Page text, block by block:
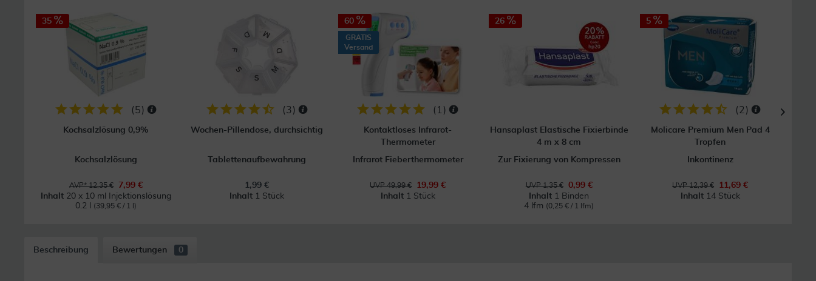
35
(5)
Kochsalzlösung 0,9%
Kochsalzlösung
AVP* 12,35 €
7,99 €
Inhalt 20 x 10 ml Injektionslösung
0.2 l
(39,95 € / 1 l)
(3)
Wochen-Pillendose, durchsichtig
Tablettenaufbewahrung
1,99 €
Inhalt 1 Stück
60
GRATIS
Versand
( 1 )
Kontaktloses Infrarot-
Thermometer
Infrarot Fieberthermometer
UVP 49,99 €
19,99 €
Inhalt 1 Stück
26
Hansaplast Elastische Fixierbinde
4 m x 8 cm
Zur Fixierung von Kompressen
UVP 1,35 €
0,99 €
Inhalt 1 Binden
4 lfm (0,25 € / 1 lfm)
5
(2 )
Molicare Premium Men Pad 4
Tropfen
Inkontinenz
UVP 12,39 €
11,69 €
Inhalt 14 Stück
Beschreibung Bewertungen 0